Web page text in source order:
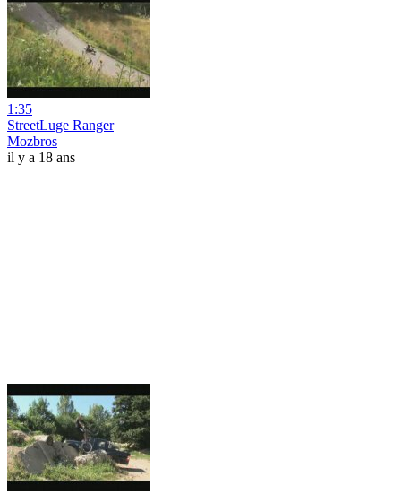
1:35
StreetLuge Ranger
Mozbros
il y a 18 ans